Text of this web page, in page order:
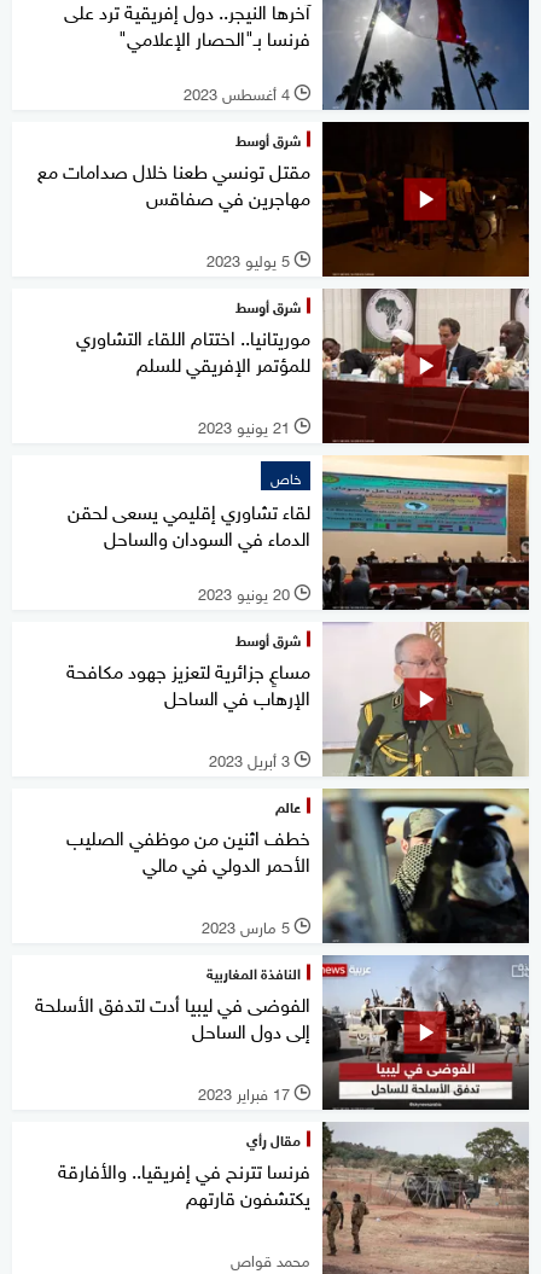
آخرها النيجر.. دول إفريقية ترد على
فرنسا بـ"الحصار الإعلامي"
l 4 أغسطس 2023
شرق أوسط
مقتل تونسي طعنا خلال صدامات مع
مهاجرين في صفاقس
l 5 يوليو 2023
شرق أوسط
موريتانيا.. اختتام اللقاء التشاوري
للمؤتمر الإفريقي للسلم
l 21 يونيو 2023
خاص
لقاء تشاوري إقليمي يسعى لحقن
الدماء في السودان والساحل
l 20 يونيو 2023
شرق أوسط
مساعٍ جزائرية لتعزيز جهود مكافحة
الإرهاب في الساحل
l 3 أبريل 2023
عالم
خطف اثنين من موظفي الصليب
الأحمر الدولي في مالي
l 5 مارس 2023
النافذة المغاربية
الفوضى في ليبيا أدت لتدفق الأسلحة
إلى دول الساحل
l 17 فبراير 2023
مقال رأي
فرنسا تترنح في إفريقيا.. والأفارقة
يكتشفون قارتهم
محمد قواص